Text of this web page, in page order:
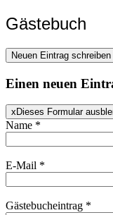
Gästebuch
Einen neuen
x Dieses Formular
Name *
E-Mail *
Gästebucheintrag *